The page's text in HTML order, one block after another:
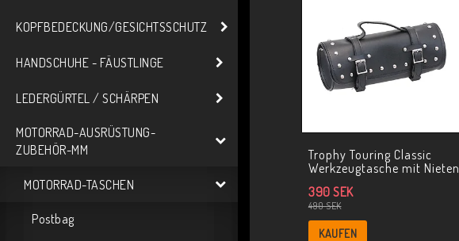
KOPFBEDECKUNG/GESICHTSSCHUTZ
HANDSCHUHE - FÄUSTLINGE
LEDERGÜRTEL / SCHÄRPEN
MOTORRAD-AUSRÜSTUNG-
ZUBEHÖR-MM
MOTORRAD-TASCHEN
Postbag
Trophy Touring Classic
Werkzeugtasche mit Nieten.
490 SEK
390 SEK
KAUFEN